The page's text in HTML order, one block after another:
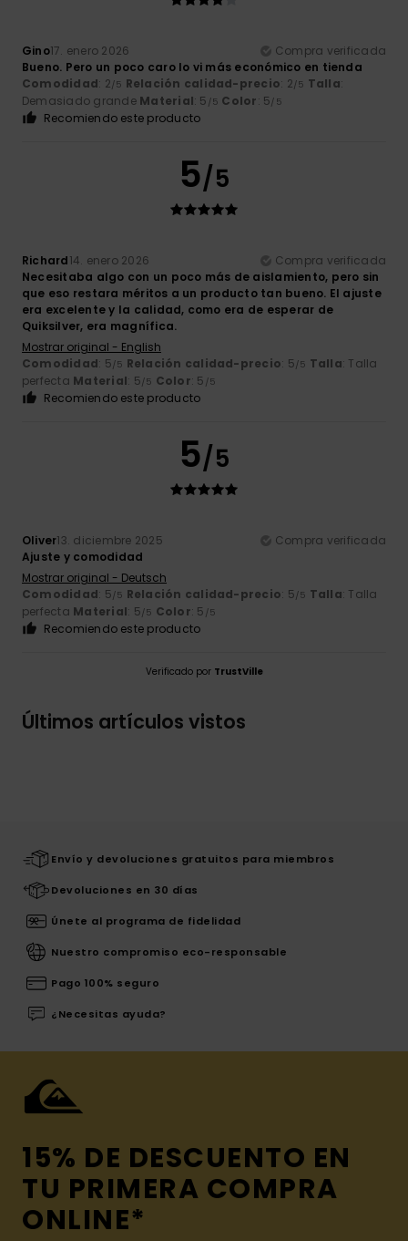
Gino17. enero 2026
Compra verificada
Bueno. Pero un poco caro lo vi más económico en tienda
Comodidad: 2/5 Relación calidad-precio: 2/5 Talla:
Demasiado grande Material: 5 /5 Color: 5/5
Recomiendo este producto
5/5
Richard14. enero 2026
Compra verificada
Necesitaba algo con un poco más de aislamiento, pero sin
que eso restara méritos a un producto tan bueno. El ajuste
era excelente y la calidad, como era de esperar de
Quiksilver, era magnífica.
Mostrar original - English
Comodidad: 5/5 Relación calidad-precio: 5/5 Talla: Talla
perfecta Material: 5/5 Color: 5 /5
Recomiendo este producto
5/5
Oliver13. diciembre 2025
Compra verificada
Ajuste y comodidad
Mostrar original - Deutsch
Comodidad: 5/5 Relación calidad-precio: 5/5 Talla: Talla
perfecta Material: 5/5 Color: 5 /5
Recomiendo este producto
Verificado por TrustVille
Últimos artículos vistos
Envío y devoluciones gratuitos para miembros
Devoluciones en 30 días
Únete al programa de fidelidad
Nuestro compromiso eco-responsable
Pago 100% seguro
¿Necesitas ayuda?
15% DE DESCUENTO EN
TU PRIMERA COMPRA
ONLINE*